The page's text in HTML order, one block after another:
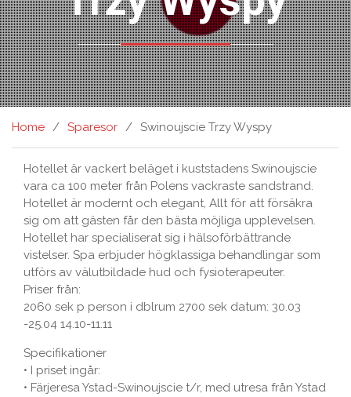
Home Sparesor Swinoujscie Trzy Wyspy
Hotellet är vackert beläget i kuststadens Swinoujscie
vara ca 100 meter från Polens vackraste sandstrand.
Hotellet är modernt och elegant, Allt för att försäkra
sig om att gästen får den bästa möjliga upplevelsen.
Hotellet har specialiserat sig i hälsoförbättrande
vistelser. Spa erbjuder högklassiga behandlingar som
utförs av välutbildade hud och fysioterapeuter.
Priser från:
2060 sek p person i dblrum 2700 sek datum: 30.03
-25.04 14.10-11.11
Specifikationer
• I priset ingår:
• Färjeresa Ystad-Swinoujscie t/r, med utresa från Ystad